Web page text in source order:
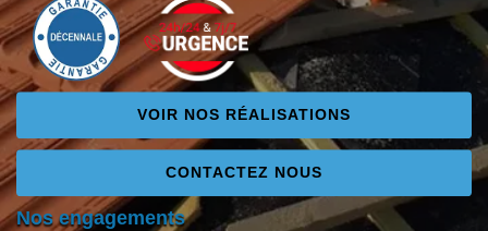
VOIR NOS RÉALISATIONS
CONTACTEZ NOUS
Nos engagements